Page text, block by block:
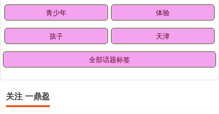
青少年 体验
孩子 天津
全部话题标签
关注 一鼎盈